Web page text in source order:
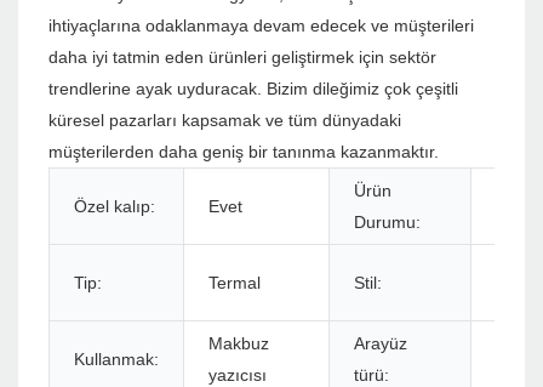
ihtiyaçlarına odaklanmaya devam edecek ve müşterileri
daha iyi tatmin eden ürünleri geliştirmek için sektör
trendlerine ayak uyduracak. Bizim dileğimiz çok çeşitli
küresel pazarları kapsamak ve tüm dünyadaki
müşterilerden daha geniş bir tanınma kazanmaktır.
Özel kalıp: Evet
Ürün
Durumu:
Tip: Termal Stil:
Kullanmak:
Makbuz
yazıcısı
Arayüz
türü: